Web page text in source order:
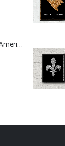
Bosna Take Me to America Navijačka Majica 2